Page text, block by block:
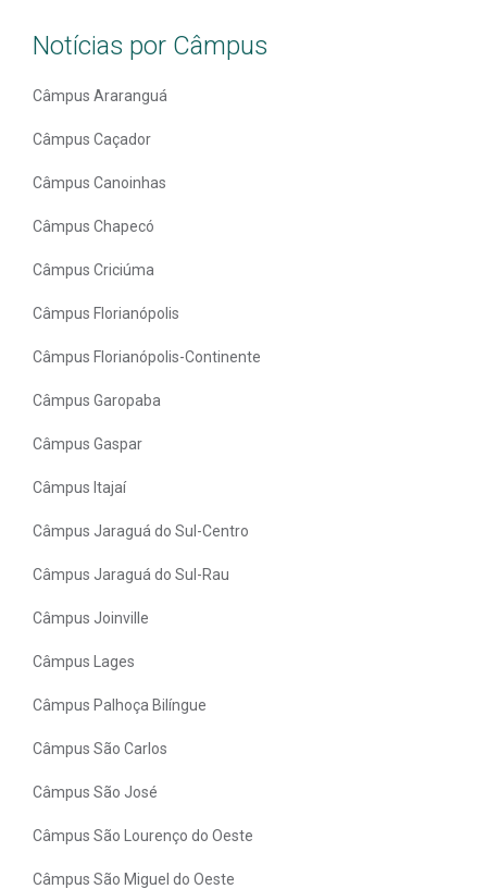
Notícias por Câmpus
Câmpus Araranguá
Câmpus Caçador
Câmpus Canoinhas
Câmpus Chapecó
Câmpus Criciúma
Câmpus Florianópolis
Câmpus Florianópolis-Continente
Câmpus Garopaba
Câmpus Gaspar
Câmpus Itajaí
Câmpus Jaraguá do Sul-Centro
Câmpus Jaraguá do Sul-Rau
Câmpus Joinville
Câmpus Lages
Câmpus Palhoça Bilíngue
Câmpus São Carlos
Câmpus São José
Câmpus São Lourenço do Oeste
Câmpus São Miguel do Oeste